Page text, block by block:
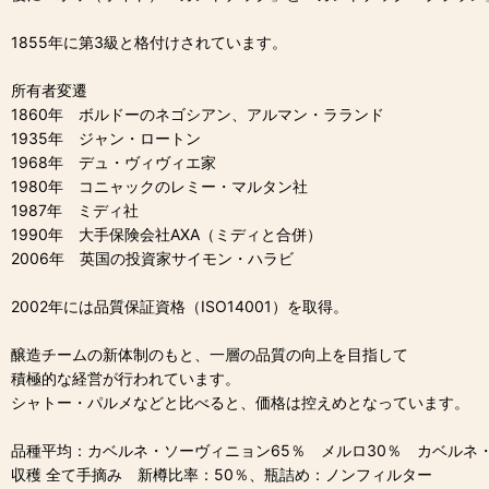
1855年に第3級と格付けされています。
所有者変遷
1860年 ボルドーのネゴシアン、アルマン・ラランド
1935年 ジャン・ロートン
1968年 デュ・ヴィヴィエ家
1980年 コニャックのレミー・マルタン社
1987年 ミディ社
1990年 大手保険会社AXA（ミディと合併）
2006年 英国の投資家サイモン・ハラビ
2002年には品質保証資格（ISO14001）を取得。
醸造チームの新体制のもと、一層の品質の向上を目指して
積極的な経営が行われています。
シャトー・パルメなどと比べると、価格は控えめとなっています。
品種平均：カベルネ・ソーヴィニョン65％ メルロ30％ カベルネ
収穫 全て手摘み 新樽比率：50％、瓶詰め：ノンフィルター